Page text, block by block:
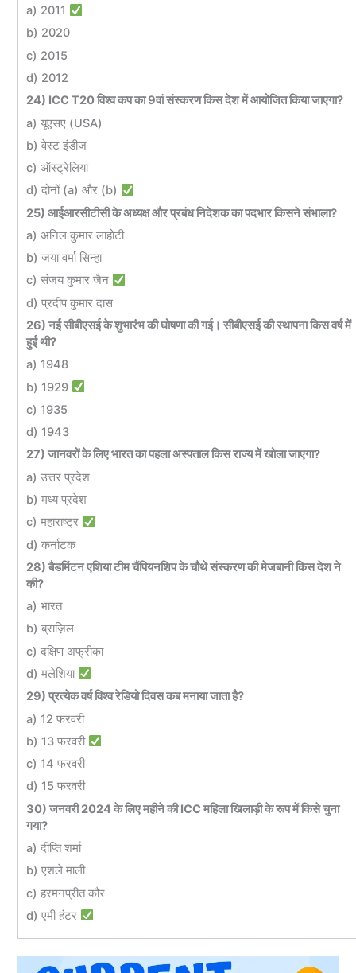
a) 2011
b) 2020
c) 2015
d) 2012
24) ICC T20 विश्व कप का 9वां संस्करण किस देश में आयोजित किया जाएगा?
a) यूएसए (USA)
b) वेस्ट इंडीज
c) ऑस्ट्रेलिया
d) दोनों (a) और (b)
25) आईआरसीटीसी के अध्यक्ष और प्रबंध निदेशक का पदभार किसने संभाला?
a) अनिल कुमार लाहोटी
b) जया वर्मा सिन्हा
c) संजय कुमार जैन
d) प्रदीप कुमार दास
26) नई सीबीएसई के शुभारंभ की घोषणा की गई। सीबीएसई की स्थापना किस वर्ष में
हुई थी?
a) 1948
b) 1929
c) 1935
d) 1943
27) जानवरों के लिए भारत का पहला अस्पताल किस राज्य में खोला जाएगा?
a) उत्तर प्रदेश
b) मध्य प्रदेश
c) महाराष्ट्र
d) कर्नाटक
28) बैडमिंटन एशिया टीम चैंपियनशिप के चौथे संस्करण की मेजबानी किस देश ने
की?
a) भारत
b) ब्राज़िल
c) दक्षिण अफ्रीका
d) मलेशिया
29) प्रत्येक वर्ष विश्व रेडियो दिवस कब मनाया जाता है?
a) 12 फरवरी
b) 13 फरवरी
c) 14 फरवरी
d) 15 फरवरी
30) जनवरी 2024 के लिए महीने की ICC महिला खिलाड़ी के रूप में किसे चुना
गया?
a) दीप्ति शर्मा
b) एशले माली
c) हरमनप्रीत कौर
d) एमी हंटर